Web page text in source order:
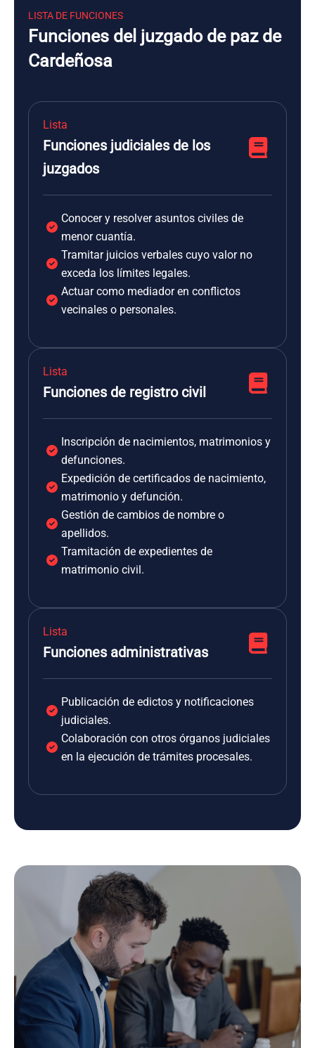
LISTA DE FUNCIONES
Funciones del juzgado de paz de
Cardeñosa
Lista
Funciones judiciales de los
juzgados
Conocer y resolver asuntos civiles de
menor cuantía.
Tramitar juicios verbales cuyo valor no
exceda los límites legales.
Actuar como mediador en conflictos
vecinales o personales.
Lista
Funciones de registro civil
Inscripción de nacimientos, matrimonios y
defunciones.
Expedición de certificados de nacimiento,
matrimonio y defunción.
Gestión de cambios de nombre o
apellidos.
Tramitación de expedientes de
matrimonio civil.
Lista
Funciones administrativas
Publicación de edictos y notificaciones
judiciales.
Colaboración con otros órganos judiciales
en la ejecución de trámites procesales.